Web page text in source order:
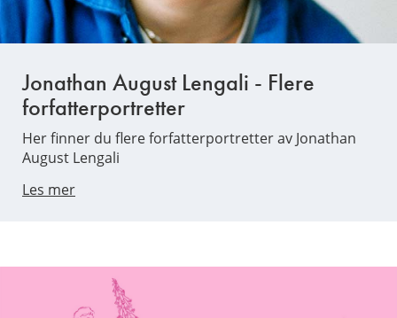
Jonathan August Lengali - Flere
forfatterportretter
Her finner du flere forfatterportretter av Jonathan
August Lengali
Les mer